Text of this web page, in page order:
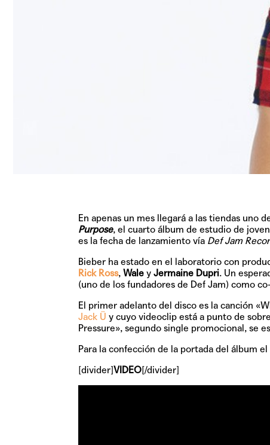
En apenas un mes llegará a las tiendas uno
Purpose, el cuarto álbum de estudio de
es la fecha de lanzamiento vía Def Jam
Bieber ha estado en el laboratorio con
Rick Ross, Waley Jermaine Dupri. Un
(uno de los fundadores de Def Jam) como
El primer adelanto del disco es la canción
Jack Ü y cuyo videoclip está a punto de
Pressure», segundo single promocional, se
Para la confección de la portada del álbum
[divider]VIDEO[/divider]